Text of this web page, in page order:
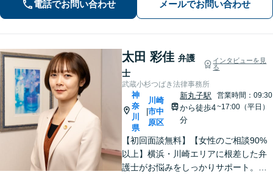
力になれるよう尽力いたしますので、
一人で抱え込まず、まずはご相談くだ
さい。
電話でお問い合わせ メールでお問い合わせ
太田 彩佳 弁護
士
インタビューを見
る
武蔵小杉つばき法律事務所
神
奈
川
県
|
川崎
市中
原区
新丸子駅
から徒歩4
分
営業時間：09:30
~17:00（平日）
【初回面談無料】【女性のご相談90%
以上】横浜・川崎エリアに根差した弁
護士がお悩みをしっかりサポート。明